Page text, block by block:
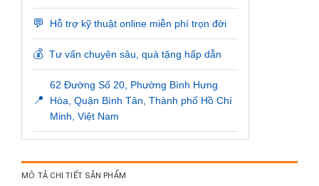
💬 Hỗ trợ kỹ thuật online miễn phí trọn đời
💰 Tư vấn chuyên sâu, quà tặng hấp dẫn
📍
62 Đường Số 20, Phường Bình Hưng
Hòa, Quận Bình Tân, Thành phố Hồ Chí
Minh, Việt Nam
MÔ TẢ CHI TIẾT SẢN PHẨM